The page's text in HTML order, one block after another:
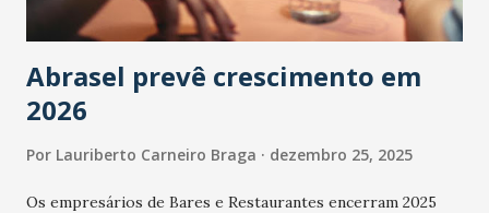
Abrasel prevê crescimento em
2026
Por Lauriberto Carneiro Braga dezembro 25, 2025
Os empresários de Bares e Restaurantes encerram 2025